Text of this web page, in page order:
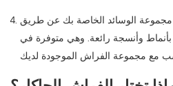
مجموعة الوسائد الخاصة بك عن طريق
بأنماط وأنسجة رائعة. وهي متوفرة في